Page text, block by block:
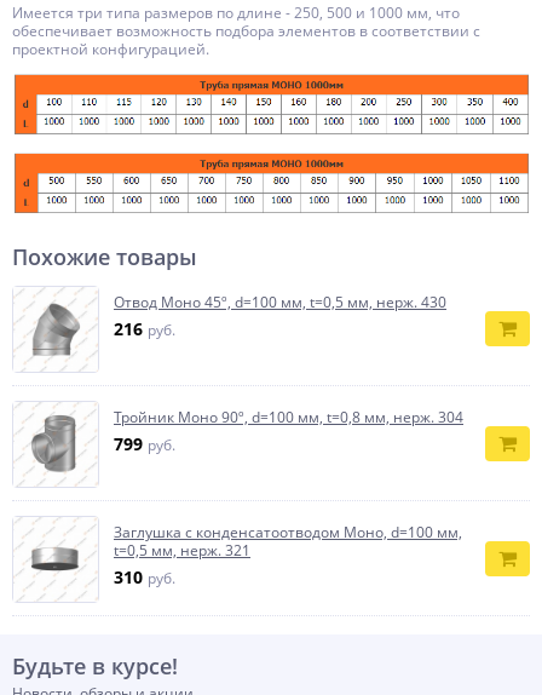
Имеется три типа размеров по длине - 250, 500 и 1000 мм, что
обеспечивает возможность подбора элементов в соответствии с
проектной конфигурацией.
Похожие товары
Отвод Моно 45º, d=100 мм, t=0,5 мм, нерж. 430
216 руб.
Тройник Моно 90º, d=100 мм, t=0,8 мм, нерж. 304
799 руб.
Заглушка с конденсатоотводом Моно, d=100 мм,
t=0,5 мм, нерж. 321
310 руб.
Будьте в курсе!